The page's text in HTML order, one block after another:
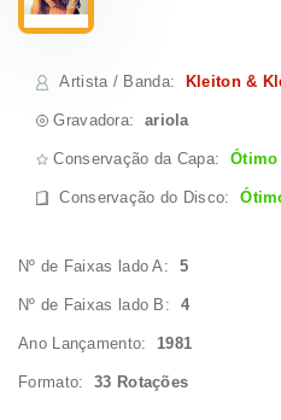
Artista / Banda: Kleiton &
Gravadora: ariola
Conservação da Capa: Ótimo
Conservação do Disco:
Nº de Faixas lado A: 5
Nº de Faixas lado B: 4
Ano Lançamento: 1981
Formato: 33 Rotações